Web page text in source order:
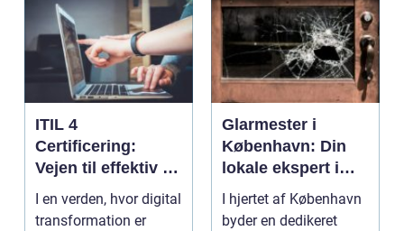
ITIL 4
Certificering:
Vejen til effektiv IT-
service
management
I en verden, hvor digital
transformation er
Glarmester i
København: Din
lokale ekspert i
glasløsninger
I hjertet af København
byder en dedikeret